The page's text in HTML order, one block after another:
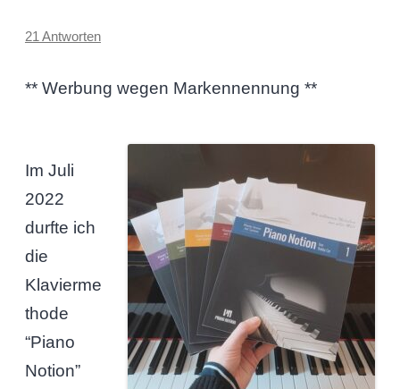
21 Antworten
** Werbung wegen Markennennung **
Im Juli
2022
durfte ich
die
Klavierme
thode
“Piano
Notion”